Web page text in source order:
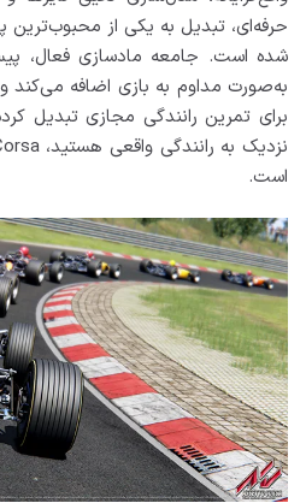
حرفه‌ای، تبدیل به یکی از
شده است. جامعه مادسازی فعال،
به‌صورت مداوم به بازی اضافه می‌کند
برای تمرین رانندگی مجازی تبدیل
است.